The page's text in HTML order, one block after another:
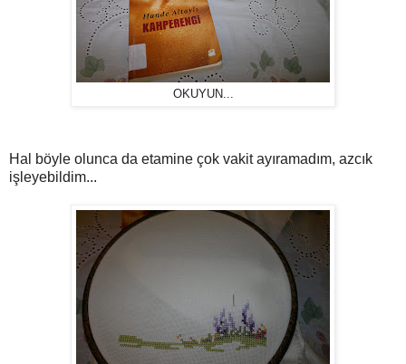
OKUYUN...
Hal böyle olunca da etamine çok vakit ayıramadım, azcık
işleyebildim...